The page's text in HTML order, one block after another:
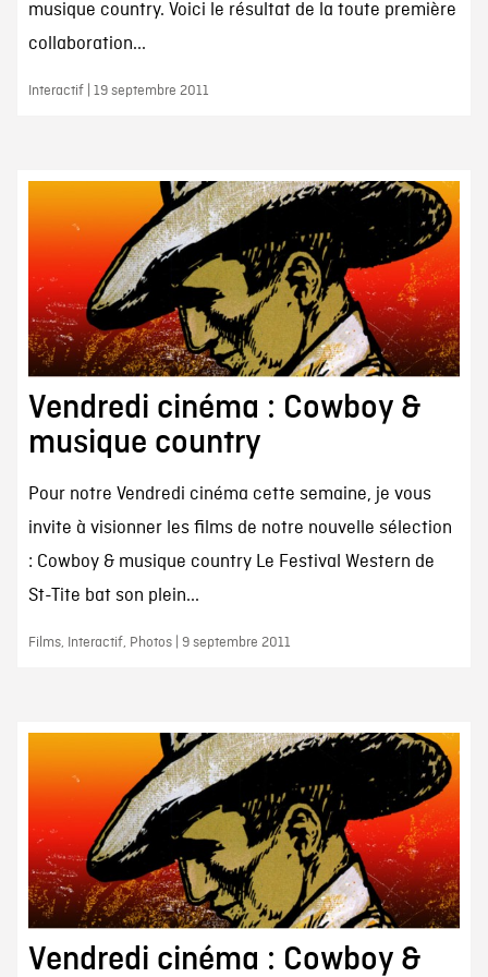
musique country. Voici le résultat de la toute première
collaboration...
Interactif | 19 septembre 2011
Vendredi cinéma : Cowboy &
musique country
Pour notre Vendredi cinéma cette semaine, je vous
invite à visionner les films de notre nouvelle sélection
: Cowboy & musique country Le Festival Western de
St-Tite bat son plein...
Films, Interactif, Photos | 9 septembre 2011
Vendredi cinéma : Cowboy &